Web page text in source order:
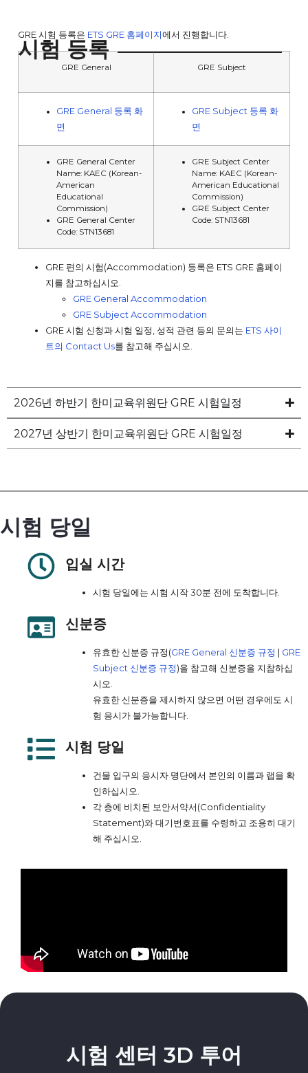
시험 등록
GRE 시험 등록은 ETS GRE 홈페이지에서 진행합니다.
GRE General GRE Subject
GRE General 등록 화
면
GRE Subject 등록 화
면
GRE General Center
Name: KAEC (Korean-
American
Educational
Commission)
GRE General Center
Code: STN13681
GRE Subject Center
Name: KAEC (Korean-
American Educational
Commission)
GRE Subject Center
Code: STN13681
GRE 편의 시험(Accommodation) 등록은 ETS GRE 홈페이
지를 참고하십시오.
GRE General Accommodation
GRE Subject Accommodation
GRE 시험 신청과 시험 일정, 성적 관련 등의 문의는 ETS 사이
트의 Contact Us를 참고해 주십시오.
2026년 하반기 한미교육위원단 GRE 시험일정
2027년 상반기 한미교육위원단 GRE 시험일정
시험 당일
입실 시간
시험 당일에는 시험 시작 30분 전에 도착합니다.
신분증
유효한 신분증 규정(GRE General 신분증 규정 | GRE
Subject 신분증 규정)을 참고해 신분증을 지참하십
시오.
유효한 신분증을 제시하지 않으면 어떤 경우에도 시
험 응시가 불가능합니다.
시험 당일
건물 입구의 응시자 명단에서 본인의 이름과 랩을 확
인하십시오.
각 층에 비치된 보안서약서(Confidentiality
Statement)와 대기번호표를 수령하고 조용히 대기
해 주십시오.
시험 센터 3D 투어